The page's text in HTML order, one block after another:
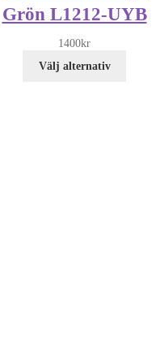
Grön L1212-UYB
1400kr
Välj alternativ